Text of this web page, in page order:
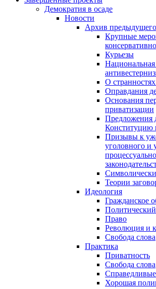
Демократия в осаде
Новости
Архив
Крупные
Курьезы
Национальная
О
Оправдания
Основания
приватизации
Предложения
Конституцию
Призывы к
уголовного и
Теории
Идеология
Гражданское
Право
Революция и
Свобода слова
Практика
Приватность
Свобода слова
Хорошая